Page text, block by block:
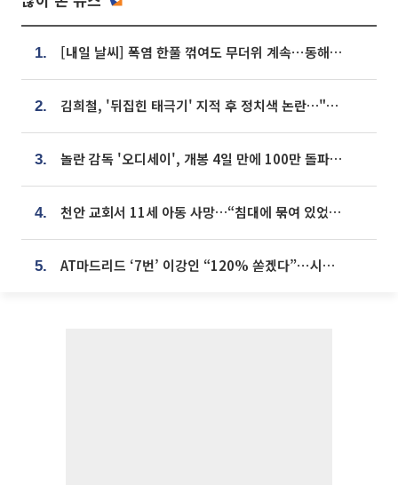
1. [내일 날씨] 폭염 한풀 꺾여도 무더위 계속⋯동해안 이틀 연속 비
2. 김희철, '뒤집힌 태극기' 지적 후 정치색 논란…"좌우 떠나 우리나라 국기"
3. 놀란 감독 '오디세이', 개봉 4일 만에 100만 돌파⋯'왕사남' 보다 빠르다
4. 천안 교회서 11세 아동 사망…“침대에 묶여 있었다” 진술 확보
5. AT마드리드 ‘7번’ 이강인 “120% 쏟겠다”⋯시메오네 감독 “필요한 선수”